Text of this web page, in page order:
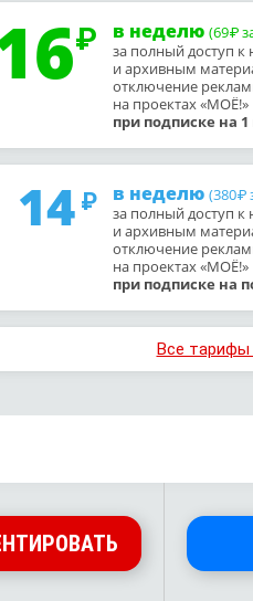
в неделю (69₽
за полный доступ
и архивным
отключение
на проектах «МОЁ!»
при подписке на
14 в неделю (380₽
за полный доступ
и архивным
отключение
на проектах «МОЁ!»
при подписке на
Все тарифы